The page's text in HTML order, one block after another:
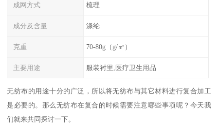
成网方式 梳理
成分及含量 涤纶
克重 70-80g（g/㎡）
主要用途 服装衬里,医疗卫生用品
无纺布的用途十分的广泛，所以将无纺布与其它材料进行复合加工
是必要的。那么无纺布在复合的时候需要注意哪些事项呢？今天我
们就来共同探讨一下。